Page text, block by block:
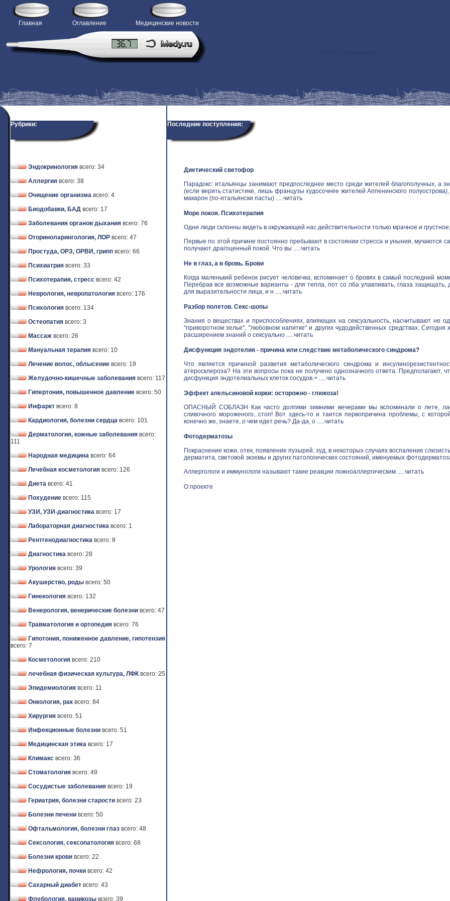
Главная Оглавление Медицинские новости
>
Рубрики:
Эндокринология всего: 34
Аллергия всего: 38
Очищение организма всего: 4
Биодобавки, БАД всего: 17
Заболевания органов дыхания всего: 76
Оториноларингология, ЛОР всего: 47
Простуда, ОРЗ, ОРВИ, грипп всего: 66
Психиатрия всего: 33
Психотерапия, стресс всего: 42
Неврология, невропатология всего: 176
Психология всего: 134
Остеопатия всего: 3
Массаж всего: 26
Мануальная терапия всего: 10
Лечение волос, облысение всего: 19
Желудочно-кишечные заболевания всего: 117
Гипертония, повышенное давление всего: 50
Инфаркт всего: 8
Кардиология, болезни сердца всего: 101
Дерматология, кожные заболевания всего:
111
Народная медицина всего: 64
Лечебная косметология всего: 126
Диета всего: 41
Похудение всего: 115
УЗИ, УЗИ-диагностика всего: 17
Лабораторная диагностика всего: 1
Рентгенодиагностика всего: 8
Диагностика всего: 28
Урология всего: 39
Акушерство, роды всего: 50
Гинекология всего: 132
Венерология, венерические болезни всего: 47
Травматология и ортопедия всего: 76
Гипотония, пониженное давление, гипотензия
всего: 7
Косметология всего: 210
лечебная физическая культура, ЛФК всего: 25
Эпидемиология всего: 11
Онкология, рак всего: 84
Хирургия всего: 51
Инфекционные болезни всего: 51
Медицинская этика всего: 17
Климакс всего: 36
Стоматология всего: 49
Сосудистые заболевания всего: 19
Гериатрия, болезни старости всего: 23
Болезни печени всего: 50
Офтальмология, болезни глаз всего: 48
Сексология, сексопатология всего: 68
Болезни крови всего: 22
Нефрология, почки всего: 42
Сахарный диабет всего: 43
Флебология, варикозы всего: 39
Последние поступления:
Диетический светофор
Парадокс: итальянцы занимают предпоследнее место среди жителей благополучных, а
(если верить статистике, лишь французы худосочнее жителей Аппенинского
макарон (по-итальянски пасты) .....читать
Море покоя. Психотерапия
Одни люди склонны видеть в окружающей нас действительности только мрачное и
Первые по этой причине постоянно пребывают в состоянии стресса и уныния, мучаются
получают драгоценный покой. Что вы .....читать
Не в глаз, а в бровь. Брови
Когда маленький ребенок рисует человечка, вспоминает о бровях в самый последний
Перебрав все возможные варианты - для тепла, пот со лба улавливать, глаза
для выразительности лица, и н .....читать
Разбор полетов. Секс-шопы
Знания о веществах и приспособлениях, влияющих на сексуальность, насчитывают не
"приворотном зелье", "любовном напитке" и других чудодейственных средствах.
расширением знаний о сексуально .....читать
Дисфункция эндотелия - причина или следствие метаболического синдрома?
Что является причиной развития метаболического синдрома и
атеросклероза? На эти вопросы пока не получено однозначного ответа.
дисфункция эндотелиальных клеток сосудов.< .....читать
Эффект апельсиновой корки: осторожно - глюкоза!
ОПАСНЫЙ СОБЛАЗН Как часто долгими зимними вечерами мы вспоминали о лете,
сливочного мороженого...стоп! Вот здесь-то и таится первопричина проблемы, с
конечно же, знаете, о чем идет речь? Да-да, о .....читать
Фотодерматозы
Покраснение кожи, отек, появление пузырей, зуд, в некоторых случаях воспаление
дерматита, световой экземы и других патологических состояний, именуемых
Аллергологи и иммунологи называют такие реакции ложноаллергическим .....читать
О проекте